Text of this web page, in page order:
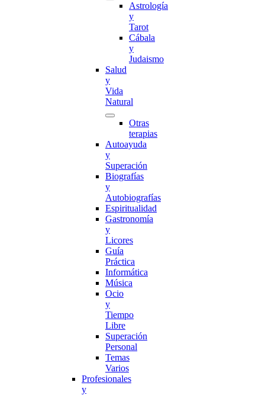
Astrología
y
Tarot
Cábala
y
Judaismo
Salud
y
Vida
Natural
Otras
terapias
Autoayuda
y
Superación
Biografías
y
Autobiografías
Espiritualidad
Gastronomía
y
Licores
Guía
Práctica
Informática
Música
Ocio
y
Tiempo
Libre
Superación
Personal
Temas
Varios
Profesionales
y